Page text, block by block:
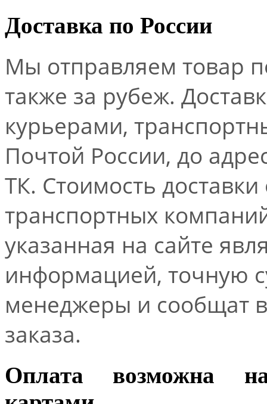
Доставка по России
Мы отправляем товар
также за рубеж.
курьерами,
Почтой России, до
ТК. Стоимость
транспортных
указанная на сайте
информацией, точную
менеджеры и сообщат
заказа.
Оплата возможна